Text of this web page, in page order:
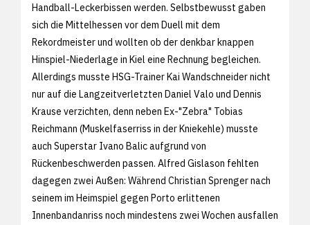
Handball-Leckerbissen werden. Selbstbewusst gaben
sich die Mittelhessen vor dem Duell mit dem
Rekordmeister und wollten ob der denkbar knappen
Hinspiel-Niederlage in Kiel eine Rechnung begleichen.
Allerdings musste HSG-Trainer Kai Wandschneider nicht
nur auf die Langzeitverletzten Daniel Valo und Dennis
Krause verzichten, denn neben Ex-"Zebra" Tobias
Reichmann (Muskelfaserriss in der Kniekehle) musste
auch Superstar Ivano Balic aufgrund von
Rückenbeschwerden passen. Alfred Gislason fehlten
dagegen zwei Außen: Während Christian Sprenger nach
seinem im Heimspiel gegen Porto erlittenen
Innenbandanriss noch mindestens zwei Wochen ausfallen